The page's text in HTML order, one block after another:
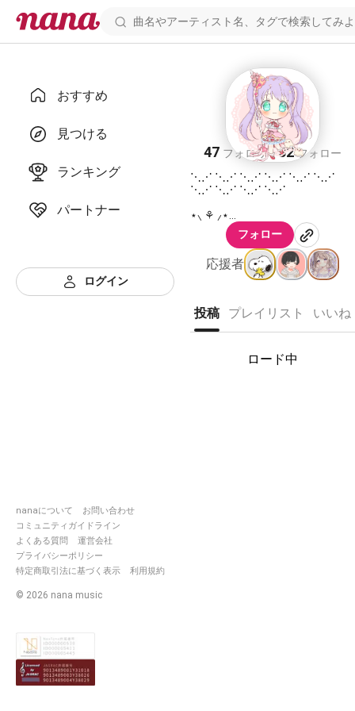
おすすめ
見つける
ランキング
パートナー
ログイン
nanaについて
お問い合わせ
コミュニティガイドライン
よくある質問
運営会社
プライバシーポリシー
特定商取引法に基づく表示
利用規約
© 2026 nana music
たちばな
47 フォロワー32 フォロー
⋱⋰ ⋱⋰ ⋱⋰ ⋱⋰ ⋱⋰ ⋱⋰
⋱⋰ ⋱⋰ ⋱⋰ ⋱⋰
⋆⸜ ⚘ ⸝⋆
あなたに癒しの150秒間を
⋱⋰ ⋱⋰ ⋱⋰ ⋱⋰ ⋱⋰ ⋱⋰
⋱⋰ ⋱⋰ ⋱⋰ ⋱⋰
はじめまして！たちばなと申し
ます☺️
アニソンメインに気ままに歌い
フォロー
応援者
投稿 プレイリスト いいね
ロード中